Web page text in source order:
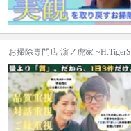
お掃除専門店 濵ノ虎家